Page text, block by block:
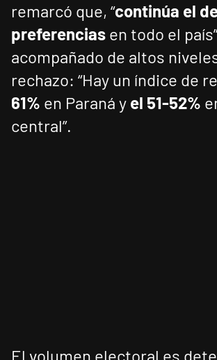
remarcó que, “continúa el
preferencias en todo el
acompañado de altos
rechazo: “Hay un índice de
61% en Paraná y el 51-52%
central”.
El volumen electoral es